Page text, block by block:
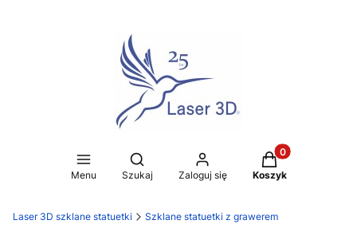
Menu
Otwórz wyszukiwarkę
Szukaj Zaloguj się
Produkty w
Koszyk
Laser 3D szklane statuetki Szklane statuetki z grawerem